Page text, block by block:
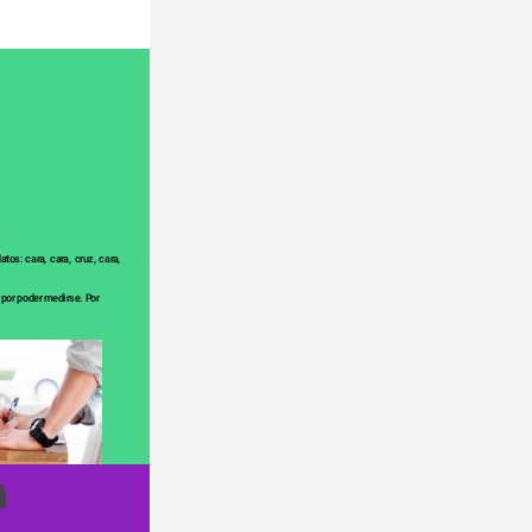
cara, cara, cruz, cara,
poder medirse. Por